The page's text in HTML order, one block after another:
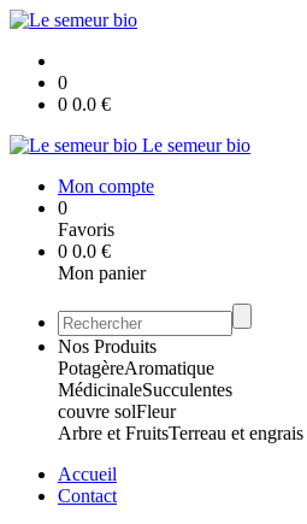
0
0 0.0 €
Le semeur bio
Mon compte
0
Favoris
0 0.0 €
Mon panier
Nos Produits
PotagèreAromatique
MédicinaleSucculentes
couvre solFleur
Arbre et FruitsTerreau et engrais
Accueil
Contact